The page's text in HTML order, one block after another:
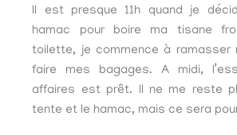
Il est presque 11h quand je
hamac pour boire ma tisane
toilette, je commence à ramasser
faire mes bagages. A midi,
affaires est prêt. Il ne me reste
tente et le hamac, mais ce sera